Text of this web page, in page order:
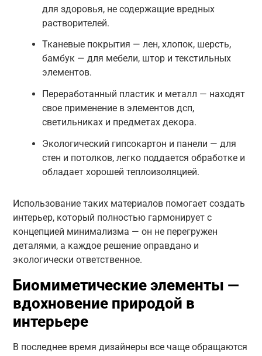
для здоровья, не содержащие вредных
растворителей.
Тканевые покрытия — лен, хлопок, шерсть,
бамбук — для мебели, штор и текстильных
элементов.
Переработанный пластик и металл — находят
свое применение в элементов дсп,
светильниках и предметах декора.
Экологический гипсокартон и панели — для
стен и потолков, легко поддается обработке и
обладает хорошей теплоизоляцией.
Использование таких материалов помогает создать
интерьер, который полностью гармонирует с
концепцией минимализма — он не перегружен
деталями, а каждое решение оправдано и
экологически ответственное.
Биомиметические элементы —
вдохновение природой в
интерьере
В последнее время дизайнеры все чаще обращаются